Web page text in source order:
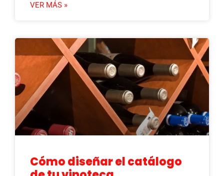
VER MÁS »
Cómo diseñar el catálogo